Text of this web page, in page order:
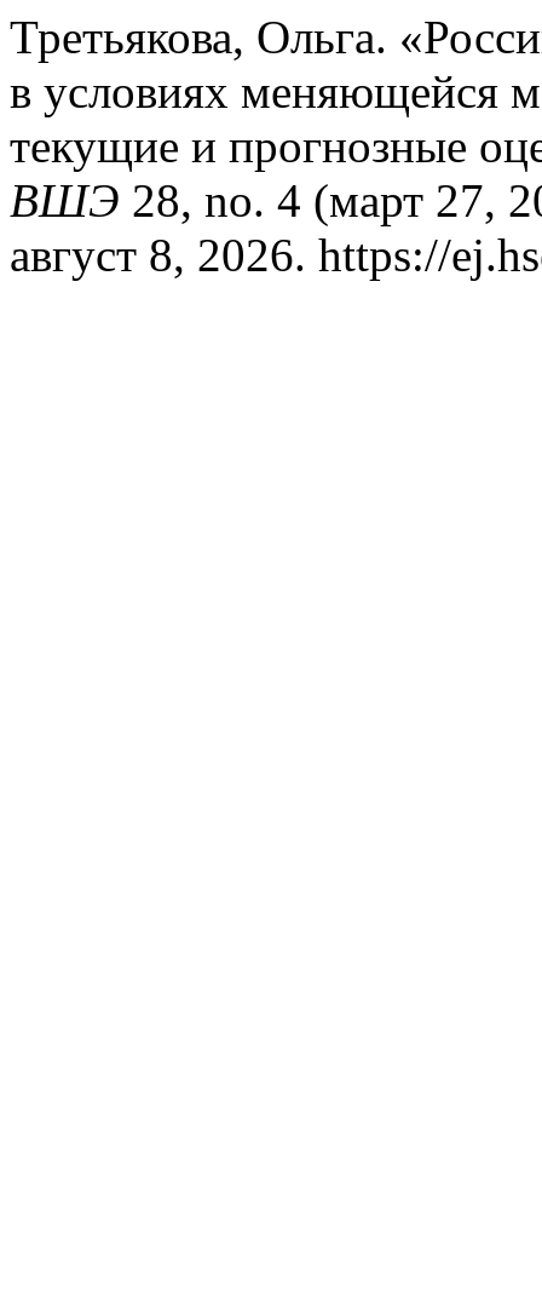
Третьякова, Ольга.
в условиях меня­ющейся
текущие и прогнозные
ВШЭ 28, no. 4 (март 27,
август 8, 2026. https://